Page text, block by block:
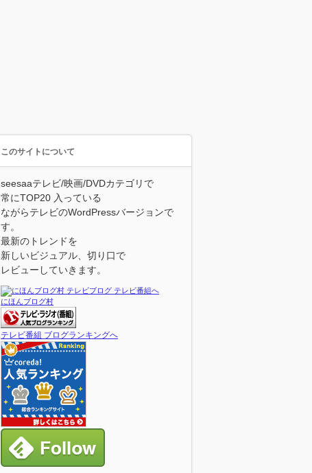
このサイトについて
seesaaテレビ/映画/DVDカテゴリで
常にTOP20 入っている
ながらテレビのWordPressバージョンで
す。
最新のトレンドを
新しいビジュアル、切り口で
レビューしていきます。
にほんブログ村
テレビ番組 ブログランキングへ